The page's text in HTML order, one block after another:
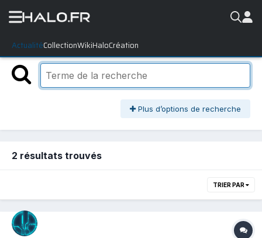
ActualitéCollectionWikiHaloCréation
Plus d’options de recherche
2 résultats trouvés
TRIER PAR